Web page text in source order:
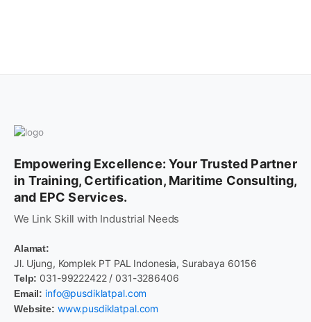
Empowering Excellence: Your Trusted Partner
in Training, Certification, Maritime Consulting,
and EPC Services.
We Link Skill with Industrial Needs
Alamat:
Jl. Ujung, Komplek PT PAL Indonesia, Surabaya 60156
Telp: 031-99222422 / 031-3286406
Email: info@pusdiklatpal.com
Website: www.pusdiklatpal.com